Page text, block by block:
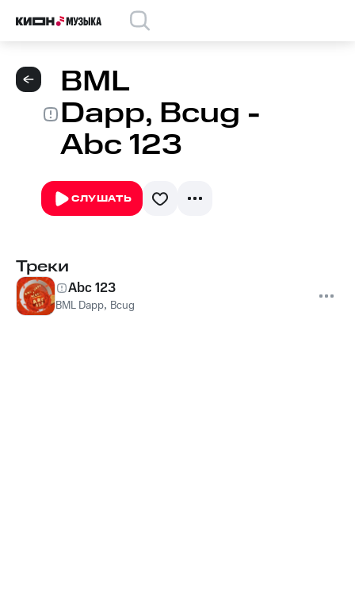
BML
Dapp, Bcug -
Abc 123
СЛУШАТЬ
Треки
Abc 123
BML Dapp, Bcug